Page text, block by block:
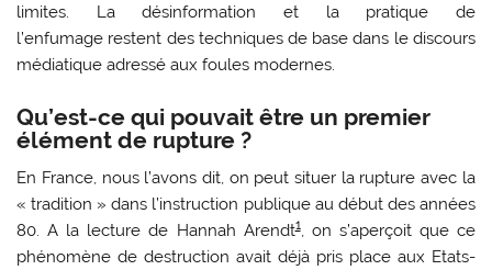
limites. La désinformation et la pratique de
l’enfumage restent des techniques de base dans le discours
médiatique adressé aux foules modernes.
Qu’est-ce qui pouvait être un premier
élément de rupture ?
En France, nous l’avons dit, on peut situer la rupture avec la
« tradition » dans l’instruction publique au début des années
80. A la lecture de Hannah Arendt1, on s’aperçoit que ce
phénomène de destruction avait déjà pris place aux Etats-